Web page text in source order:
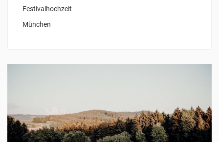
Festivalhochzeit
München